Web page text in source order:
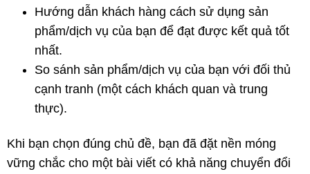
Hướng dẫn khách hàng cách sử dụng sản
phẩm/dịch vụ của bạn để đạt được kết quả tốt
nhất.
So sánh sản phẩm/dịch vụ của bạn với đối thủ
cạnh tranh (một cách khách quan và trung
thực).
Khi bạn chọn đúng chủ đề, bạn đã đặt nền móng
vững chắc cho một bài viết có khả năng chuyển đổi